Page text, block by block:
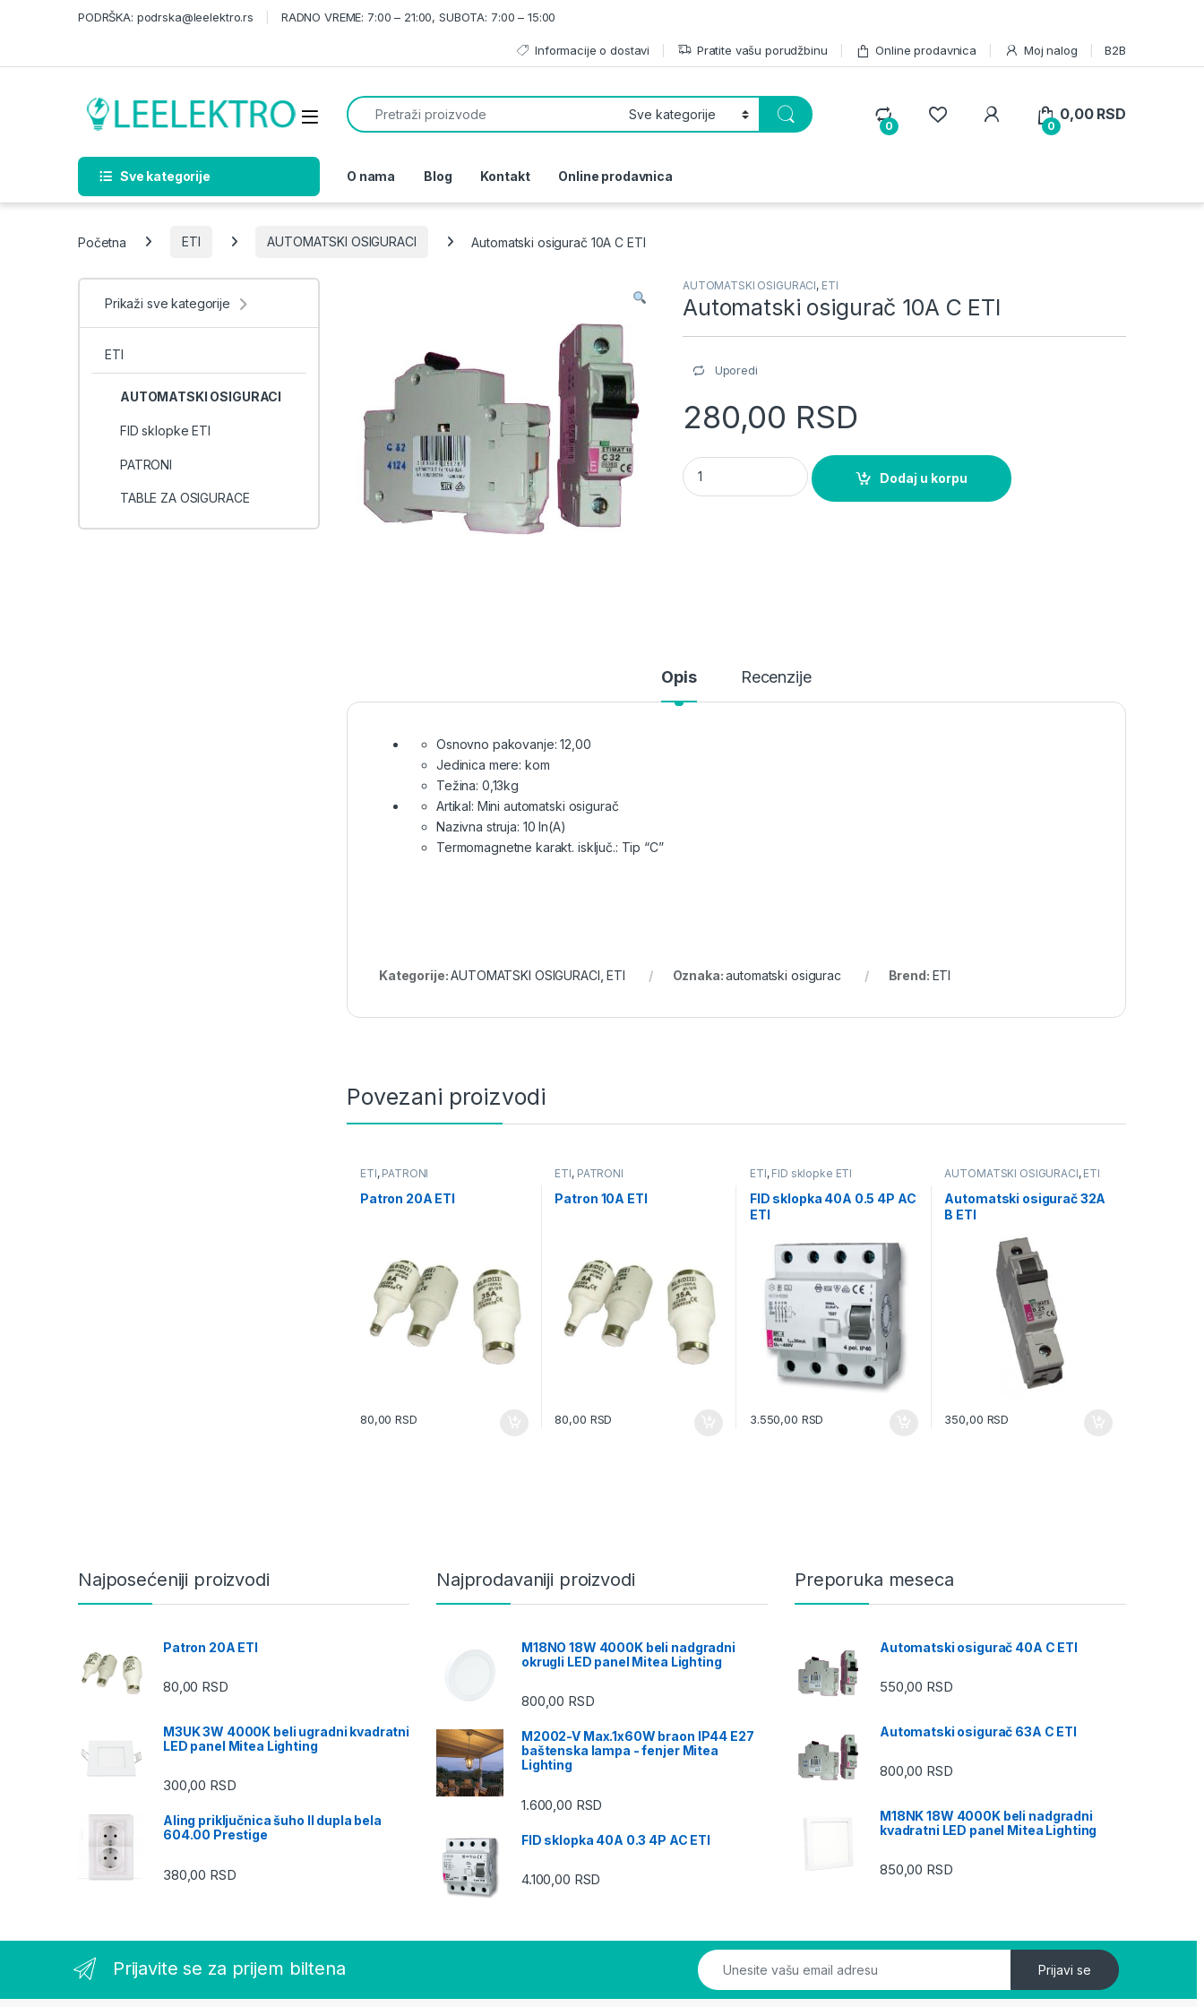
PODRŠKA: podrska@leelektro.rs RADNO VREME: 7:00 – 21:00, SUBOTA: 7:00 – 15:00
Informacije o dostavi Pratite vašu porudžbinu Online prodavnica Moj nalog B2B
Search for:
0 0
0,00 RSD
Sve kategorije O nama Blog Kontakt Online prodavnica
Početna ETI AUTOMATSKI OSIGURACI Automatski osigurač 10A C ETI
AUTOMATSKI OSIGURACI, ETI
Automatski osigurač 10A C ETI
Uporedi
280,00 RSD
Automatski osigurač 10A C ETI quantity
Dodaj u korpu
Opis Recenzije
Osnovno pakovanje: 12,00
Jedinica mere: kom
Težina: 0,13kg
Artikal: Mini automatski osigurač
Nazivna struja: 10 In(A)
Termomagnetne karakt. isključ.: Tip “C”
Kategorije:AUTOMATSKI OSIGURACI ,ETI Oznaka:automatski osigurac Brend: ETI
Povezani proizvodi
ETI, PATRONI
Patron 20A ETI
80,00RSD
ETI, PATRONI
Patron 10A ETI
80,00 RSD
ETI, FID sklopke ETI
FID sklopka 40A 0.5 4P AC
ETI
3.550,00 RSD
AUTOMATSKI OSIGURACI, ETI
Automatski osigurač 32A
B ETI
350,00 RSD
Prikaži sve kategorije
ETI
AUTOMATSKI OSIGURACI
FID sklopke ETI
PATRONI
TABLE ZA OSIGURACE
Najposećeniji proizvodi
Patron 20A ETI
80,00 RSD
M3UK 3W 4000K beli ugradni kvadratni
LED panel Mitea Lighting
300,00 RSD
Aling priključnica šuho II dupla bela
604.00 Prestige
380,00 RSD
Najprodavaniji proizvodi
M18NO 18W 4000K beli nadgradni
okrugli LED panel Mitea Lighting
800,00 RSD
M2002-V Max.1x60W braon IP44 E27
baštenska lampa - fenjer Mitea
Lighting
1.600,00 RSD
FID sklopka 40A 0.3 4P AC ETI
4.100,00 RSD
Preporuka meseca
Automatski osigurač 40A C ETI
550,00 RSD
Automatski osigurač 63A C ETI
800,00 RSD
M18NK 18W 4000K beli nadgradni
kvadratni LED panel Mitea Lighting
850,00 RSD
Prijavite se za prijem biltena Prijavi se